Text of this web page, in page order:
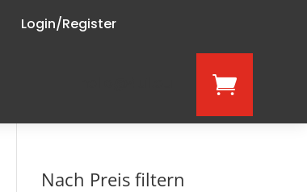
Login/Register

Nach Preis filtern